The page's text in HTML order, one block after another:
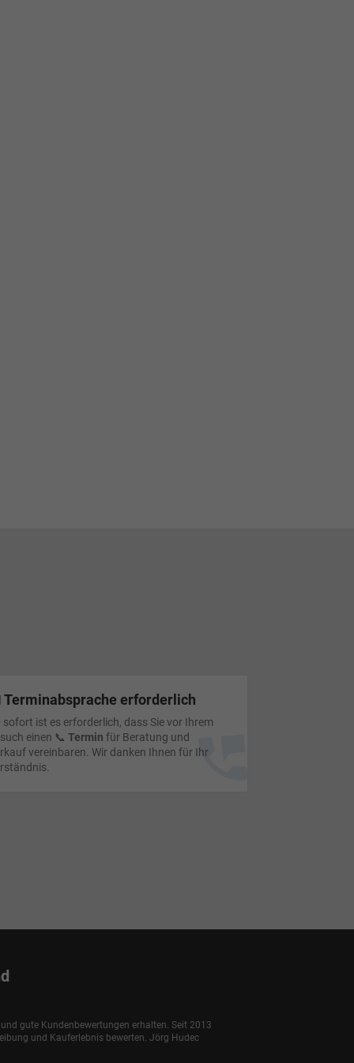
Terminabsprache erforderlich
sofort ist es erforderlich, dass Sie vor Ihrem
einen 📞Termin für Beratung und
vereinbaren. Wir danken Ihnen für Ihr
gute Kundenbewertungen erhalten. Seit 2013
und Kauferlebnis bewerten. Jörg Hudec